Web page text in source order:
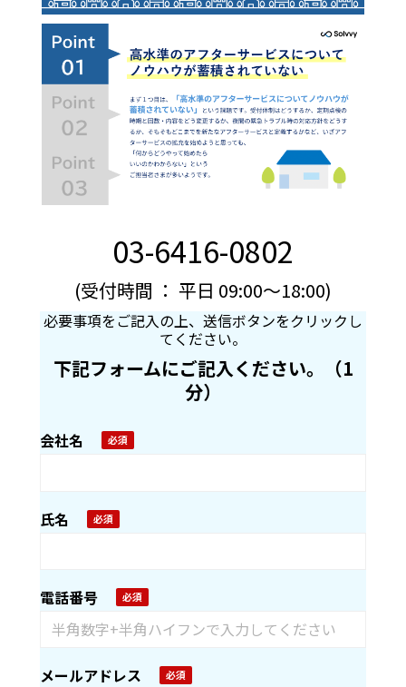
03-6416-0802
(受付時間 ： 平日 09:00～18:00)
必要事項をご記入の上、送信ボタンをクリックし
てください。
下記フォームにご記入ください。（1
分）
会社名
氏名
電話番号
メールアドレス